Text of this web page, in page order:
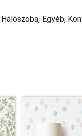
Egyéb,